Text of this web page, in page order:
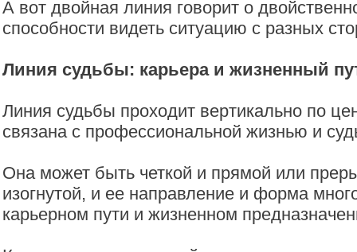
А вот двойная линия говорит о
способности видеть ситуацию с разных
Линия судьбы: карьера и жизненный
Линия судьбы проходит вертикально по
связана с профессиональной жизнью и
Она может быть четкой и прямой или
изогнутой, и ее направление и форма
карьерном пути и жизненном